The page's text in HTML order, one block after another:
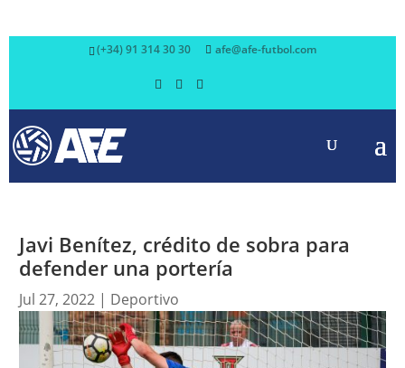
(+34) 91 314 30 30 afe@afe-futbol.com
Javi Benítez, crédito de sobra para
defender una portería
Jul 27, 2022| Deportivo